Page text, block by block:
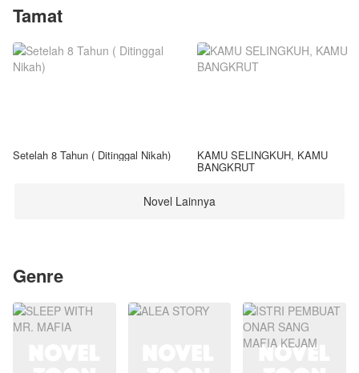
Tamat
Setelah 8 Tahun ( Ditinggal Nikah) KAMU SELINGKUH, KAMU
BANGKRUT
Novel Lainnya
Genre